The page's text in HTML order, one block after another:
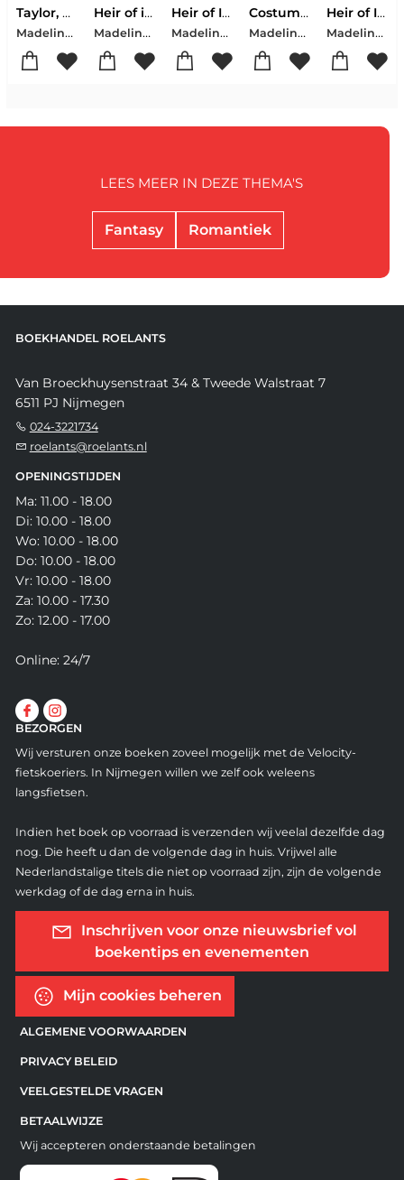
Taylor, M: Heir of Illusion
Madeline Taylor
Heir of illusion
Madeline Taylor
Heir of Illusion
Madeline Taylor
Costumers At Work: The Collaborative Creativity, Emotional Labour, And Technical Skill Of Costume Creation
Madeline Taylor
Heir of Illusion: The Verran Isles Series Book 1
Madeline Taylor
Fantasy Romantiek
LEES MEER IN DEZE THEMA'S
BOEKHANDEL ROELANTS
Van Broeckhuysenstraat 34 & Tweede Walstraat 7
6511 PJ Nijmegen
024-3221734
roelants@roelants.nl
OPENINGSTIJDEN
Ma: 11.00 - 18.00
Di: 10.00 - 18.00
Wo: 10.00 - 18.00
Do: 10.00 - 18.00
Vr: 10.00 - 18.00
Za: 10.00 - 17.30
Zo: 12.00 - 17.00
Online: 24/7
BEZORGEN
Wij versturen onze boeken zoveel mogelijk met de Velocity-
fietskoeriers. In Nijmegen willen we zelf ook weleens
langsfietsen.
Indien het boek op voorraad is verzenden wij veelal dezelfde dag
nog. Die heeft u dan de volgende dag in huis. Vrijwel alle
Nederlandstalige titels die niet op voorraad zijn, zijn de volgende
werkdag of de dag erna in huis.
Inschrijven voor onze nieuwsbrief vol
boekentips en evenementen
Mijn cookies beheren
ALGEMENE VOORWAARDEN
PRIVACY BELEID
VEELGESTELDE VRAGEN
BETAALWIJZE
Wij accepteren onderstaande betalingen